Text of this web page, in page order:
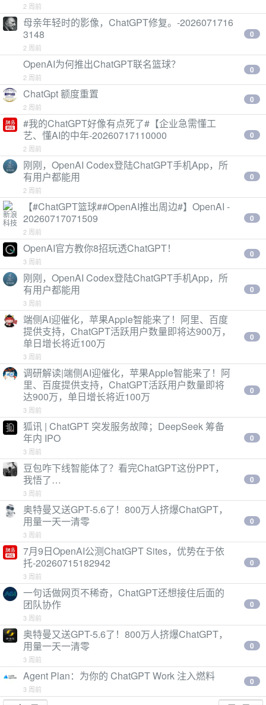
2 周前
母亲年轻时的影像，ChatGPT修复。-2026071716
3148
2 周前
0
OpenAI为何推出ChatGPT联名篮球？
2 周前
0
ChatGpt 额度重置
2 周前
0
#我的ChatGPT好像有点死了#【企业急需懂工
艺、懂AI的中年-20260717110000
2 周前
0
刚刚，OpenAI Codex登陆ChatGPT手机App，所
有用户都能用
2 周前
0
【#ChatGPT篮球##OpenAI推出周边#】OpenAI -
20260717071509
2 周前
0
OpenAI官方教你8招玩透ChatGPT！
3 周前
0
刚刚，OpenAI Codex登陆ChatGPT手机App，所
有用户都能用
3 周前
0
端侧AI迎催化，苹果Apple智能来了！阿里、百度
提供支持，ChatGPT活跃用户数量即将达900万，
单日增长将近100万
3 周前
0
调研解读|端侧AI迎催化，苹果Apple智能来了！阿
里、百度提供支持，ChatGPT活跃用户数量即将
达900万，单日增长将近100万
3 周前
0
狐讯 | ChatGPT 突发服务故障；DeepSeek 筹备
年内 IPO
3 周前
0
豆包咋下线智能体了？看完ChatGPT这份PPT，
我悟了…
3 周前
0
奥特曼又送GPT-5.6了！800万人挤爆ChatGPT，
用量一天一清零
3 周前
0
7月9日OpenAI公测ChatGPT Sites，优势在于依
托-20260715182942
3 周前
0
一句话做网页不稀奇，ChatGPT还想接住后面的
团队协作
3 周前
0
奥特曼又送GPT-5.6了！800万人挤爆ChatGPT，
用量一天一清零
3 周前
0
Agent Plan：为你的 ChatGPT Work 注入燃料
3 周前
0